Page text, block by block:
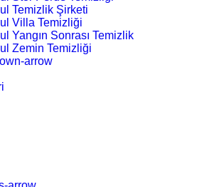
Temizlik Şirketi
Villa Temizliği
Yangın Sonrası Temizlik
Zemin Temizliği